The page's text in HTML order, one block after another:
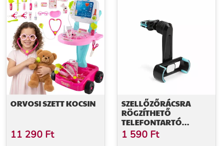
ORVOSI SZETT KOCSIN
11 290 Ft
SZELLŐZŐRÁCSRA
RÖGZÍTHETŐ
TELEFONTARTÓ
(FEKETE)
1 590 Ft